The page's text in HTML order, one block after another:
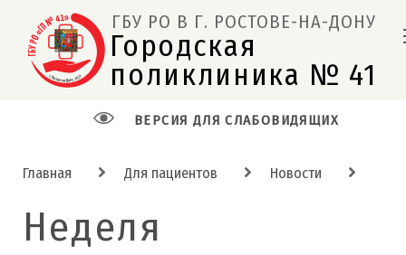
ГБУ РО В Г. РОСТОВЕ-НА-ДОНУ
Городская
поликлиника № 41
ВЕРСИЯ ДЛЯ СЛАБОВИДЯЩИХ
Главная Для пациентов Новости
Неделя